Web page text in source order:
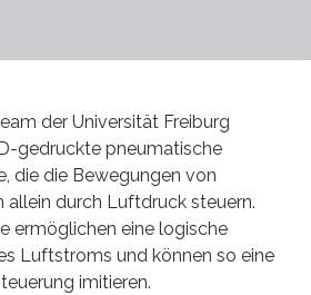
der Universität Freiburg
gedruckte pneumatische
die die Bewegungen von
durch Luftdruck steuern.
ermöglichen eine logische
Luftstroms und können so eine
imitieren.